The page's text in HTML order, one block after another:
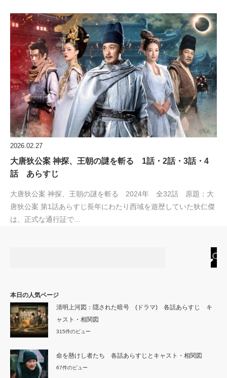
2026.02.27
大唐狄公案 神探、王朝の謎を斬る 1話・2話・3話・4
話 あらすじ
大唐狄公案 神探、王朝の謎を斬る 2024年 全32話 原題：大
唐狄公案 第1話あらすじ長年にわたり西域を遊歴していた狄仁傑
は、正式な通行証で…
本日の人気ページ
清明上河図：隠された暗号 (ドラマ) 各話あらすじ キ
ャスト・相関図
315件のビュー
命を懸けし者たち 各話あらすじとキャスト・相関図
67件のビュー